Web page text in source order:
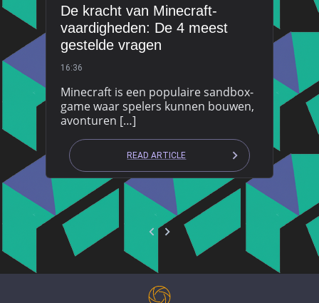
De kracht van Minecraft-
vaardigheden: De 4 meest
gestelde vragen
16:36
Minecraft is een populaire sandbox-
game waar spelers kunnen bouwen,
avonturen […]
READ ARTICLE